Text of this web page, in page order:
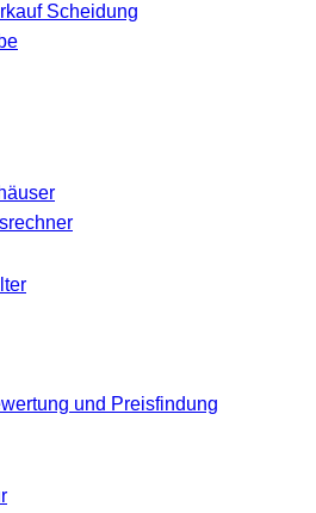
Scheidung
und Preisfindung